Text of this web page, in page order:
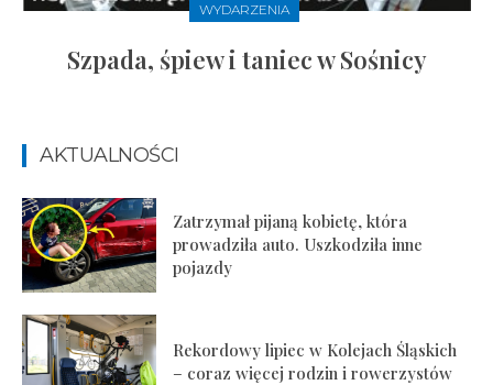
WYDARZENIA
Szpada, śpiew i taniec w Sośnicy
AKTUALNOŚCI
Zatrzymał pijaną kobietę, która
prowadziła auto. Uszkodziła inne
pojazdy
Rekordowy lipiec w Kolejach Śląskich
– coraz więcej rodzin i rowerzystów